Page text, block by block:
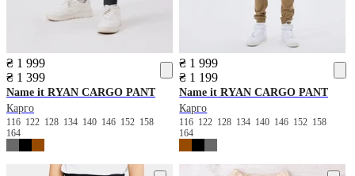
₴ 1 999
₴ 1 399
Name it RYAN CARGO PANT
Карго
116 122 128 134 140 146 152 158
164
₴ 1 999
₴ 1 199
Name it RYAN CARGO PANT
Карго
116 122 128 134 140 146 152 158
164